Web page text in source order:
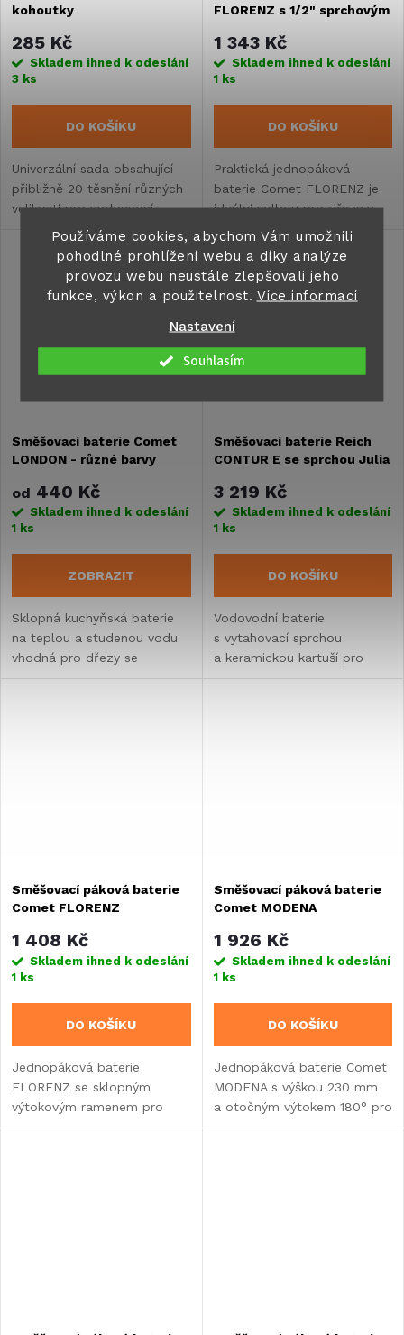
Používáme cookies, abychom Vám umožnili
pohodlné prohlížení webu a díky analýze
provozu webu neustále zlepšovali jeho
funkce, výkon a použitelnost. Více informací
Nastavení
Souhlasím
kohoutky
285 Kč
Skladem ihned k odeslání
3 ks
DO KOŠÍKU
Univerzální sada obsahující
přibližně 20 těsnění různých
velikostí pro vodovodní
armatury v karavanech.
Vysokotlaké kroužky 3/8"
a 1/2" i těsnění aerátorů...
FLORENZ s 1/2" sprchovým
1 343 Kč
Skladem ihned k odeslání
1 ks
DO KOŠÍKU
Praktická jednopáková
baterie Comet FLORENZ je
ideální volbou pro dřezy v
obytných vozech,
karavanech i vestavbách.
Směšovací baterie Comet
LONDON - různé barvy
od 440 Kč
Skladem ihned k odeslání
1 ks
ZOBRAZIT
Sklopná kuchyňská baterie
na teplou a studenou vodu
vhodná pro dřezy se
sklopným skleněným víkem v
Směšovací baterie Reich
CONTUR E se sprchou Julia
3 219 Kč
Skladem ihned k odeslání
1 ks
DO KOŠÍKU
Vodovodní baterie
s vytahovací sprchou
a keramickou kartuší pro
karavany. Nabízí připojení
Směšovací páková baterie
Comet FLORENZ
1 408 Kč
Skladem ihned k odeslání
1 ks
DO KOŠÍKU
Jednopáková baterie
FLORENZ se sklopným
výtokovým ramenem pro
karavany. Výška pouhých
Směšovací páková baterie
Comet MODENA
1 926 Kč
Skladem ihned k odeslání
1 ks
DO KOŠÍKU
Jednopáková baterie Comet
MODENA s výškou 230 mm
a otočným výtokem 180° pro
karavany. Disponuje